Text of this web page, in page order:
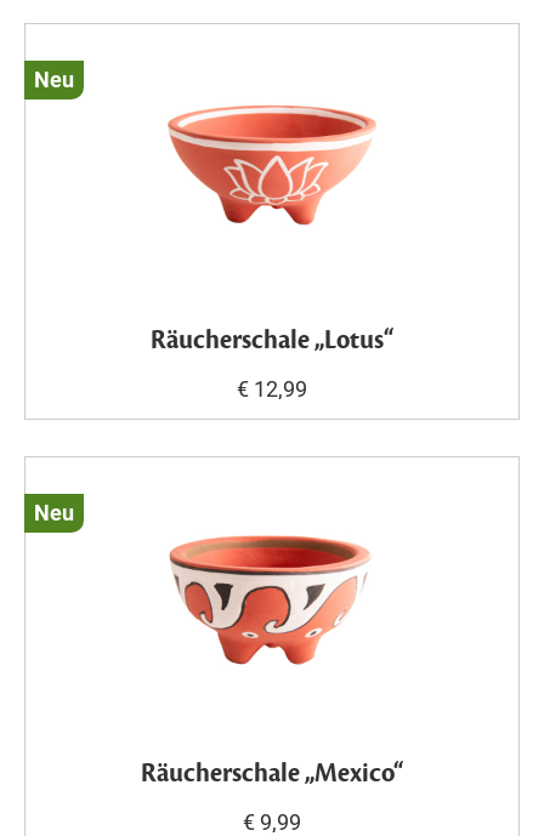
Neu
Räucherschale „Lotus“
€ 12,99
Neu
Räucherschale „Mexico“
€ 9,99